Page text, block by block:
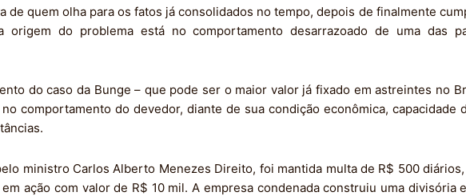
de quem olha para os fatos já consolidados no tempo, depois de finalmente
origem do problema está no comportamento desarrazoado de uma das
do caso da Bunge – que pode ser o maior valor já fixado em astreintes no
comportamento do devedor, diante de sua condição econômica, capacidade
ministro Carlos Alberto Menezes Direito, foi mantida multa de R$ 500
ação com valor de R$ 10 mil. A empresa condenada construiu uma divisória